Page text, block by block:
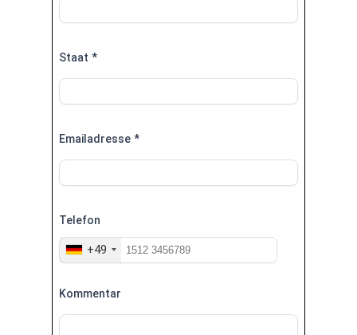
Staat *
Emailadresse *
Telefon
+49
Kommentar